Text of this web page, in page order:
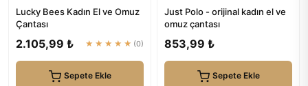
Lucky Bees Kadın El ve Omuz
Çantası
2.105,99 ₺ ★★★★★ (0)
Sepete Ekle
Just Polo - orijinal kadın el ve
omuz çantası
853,99 ₺
Sepete Ekle